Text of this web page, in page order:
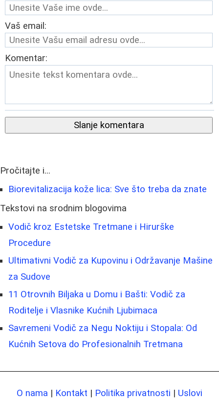
Vaš email:
Komentar:
Slanje komentara
Pročitajte i...
Biorevitalizacija kože lica: Sve što treba da znate
Tekstovi na srodnim blogovima
Vodič kroz Estetske Tretmane i Hirurške
Procedure
Ultimativni Vodič za Kupovinu i Održavanje Mašine
za Sudove
11 Otrovnih Biljaka u Domu i Bašti: Vodič za
Roditelje i Vlasnike Kućnih Ljubimaca
Savremeni Vodič za Negu Noktiju i Stopala: Od
Kućnih Setova do Profesionalnih Tretmana
O nama | Kontakt | Politika privatnosti | Uslovi